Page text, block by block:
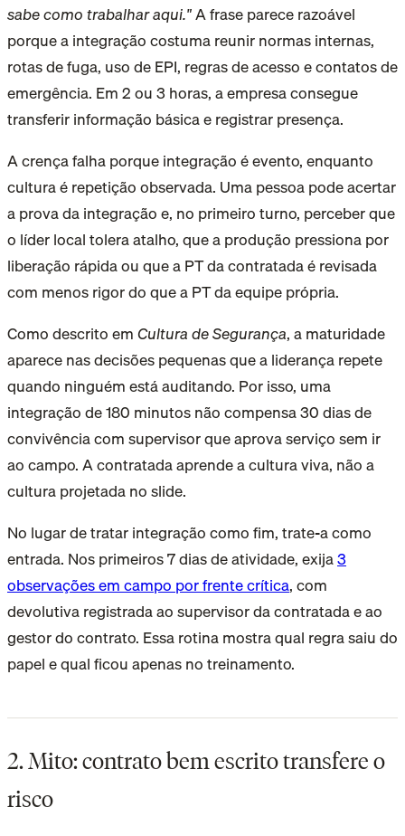
sabe como trabalhar aqui."A frase parece razoável
porque a integração costuma reunir normas internas,
rotas de fuga, uso de EPI, regras de acesso e contatos de
emergência. Em 2 ou 3 horas, a empresa consegue
transferir informação básica e registrar presença.
A crença falha porque integração é evento, enquanto
cultura é repetição observada. Uma pessoa pode acertar
a prova da integração e, no primeiro turno, perceber que
o líder local tolera atalho, que a produção pressiona por
liberação rápida ou que a PT da contratada é revisada
com menos rigor do que a PT da equipe própria.
Como descrito emCultura de Segurança, a maturidade
aparece nas decisões pequenas que a liderança repete
quando ninguém está auditando. Por isso, uma
integração de 180 minutos não compensa 30 dias de
convivência com supervisor que aprova serviço sem ir
ao campo. A contratada aprende a cultura viva, não a
cultura projetada no slide.
No lugar de tratar integração como fim, trate-a como
entrada. Nos primeiros 7 dias de atividade, exija3
observações em campo por frente crítica, com
devolutiva registrada ao supervisor da contratada e ao
gestor do contrato. Essa rotina mostra qual regra saiu do
papel e qual ficou apenas no treinamento.
2. Mito: contrato bem escrito transfere o
risco